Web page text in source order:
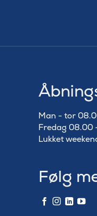
Man - tor
Fredag 08.00
Lukket
Følg